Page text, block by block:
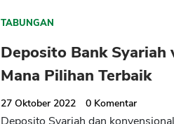
TABUNGAN
Deposito Bank Syariah
Mana Pilihan Terbaik
27 Oktober 2022 0 Komentar